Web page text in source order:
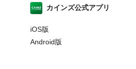
カインズ公式アプリ
iOS版
Android版